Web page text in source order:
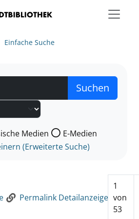
Einfache Suche
nach der Sie suchen wollen.
Medien
E-Medien
(Erweiterte Suche)
Permalink Detailanzeige
1
von
53